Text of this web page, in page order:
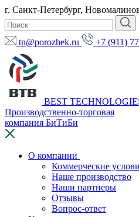
г. Санкт-Петербург,
tn@porozhek.ru +7 (911)
BEST
Производственно-торговая
компания БиТиБи
О компании
Коммерческие
Наше производство
Наши партнеры
Отзывы
Вопрос-ответ